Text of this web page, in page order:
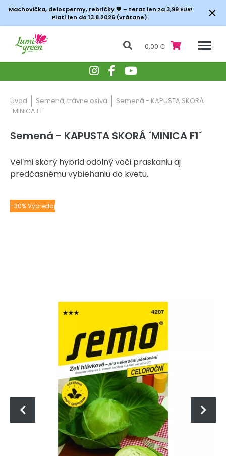
Machovička, delospermy, rebríčky💚 – teraz len za 3,99 EUR!
Platí len do 13.8.2026 (vrátane).
×
0,00 €
Úvod Semená, trávne osivá
Semená - KAPUSTA SKORÁ
´MINICA F1´
Semená - KAPUSTA SKORÁ ´MINICA F1´
Veľmi skorý hybrid odolný voči praskaniu aj
predčasnému vybiehaniu do kvetu.
-30% Výpredaj